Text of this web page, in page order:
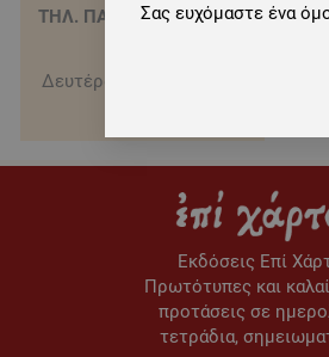
ΤΗΛ. ΠΑΡΑΓΓΕΛΙΕΣ - 210
Δευτέρα-Σάββατο 09:00-
Εκδόσεις Eπί
Πρωτότυπες και
προτάσεις σε
τετράδια,
Σας ευχόμαστε ένα